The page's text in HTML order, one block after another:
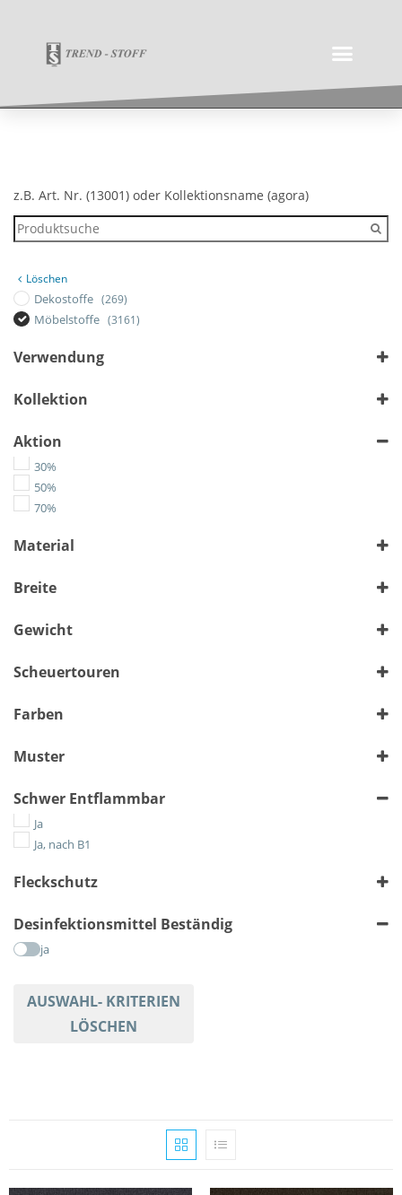
z.B. Art. Nr. (13001) oder Kollektionsname (agora)
Löschen
Dekostoffe (269)
Möbelstoffe (3161)
Verwendung
Kollektion
Aktion
30%
50%
70%
Material
Flachgewebe
Leather-Like
Velours
Breite
Gewicht
Scheuertouren
Farben
Muster
Floral
Geometrisch
Gestreift
Meliert
Uni
Schwer Entflammbar
Ja
Ja, nach B1
Fleckschutz
Desinfektionsmittel Beständig
ja
AUSWAHL- KRITERIEN
LÖSCHEN